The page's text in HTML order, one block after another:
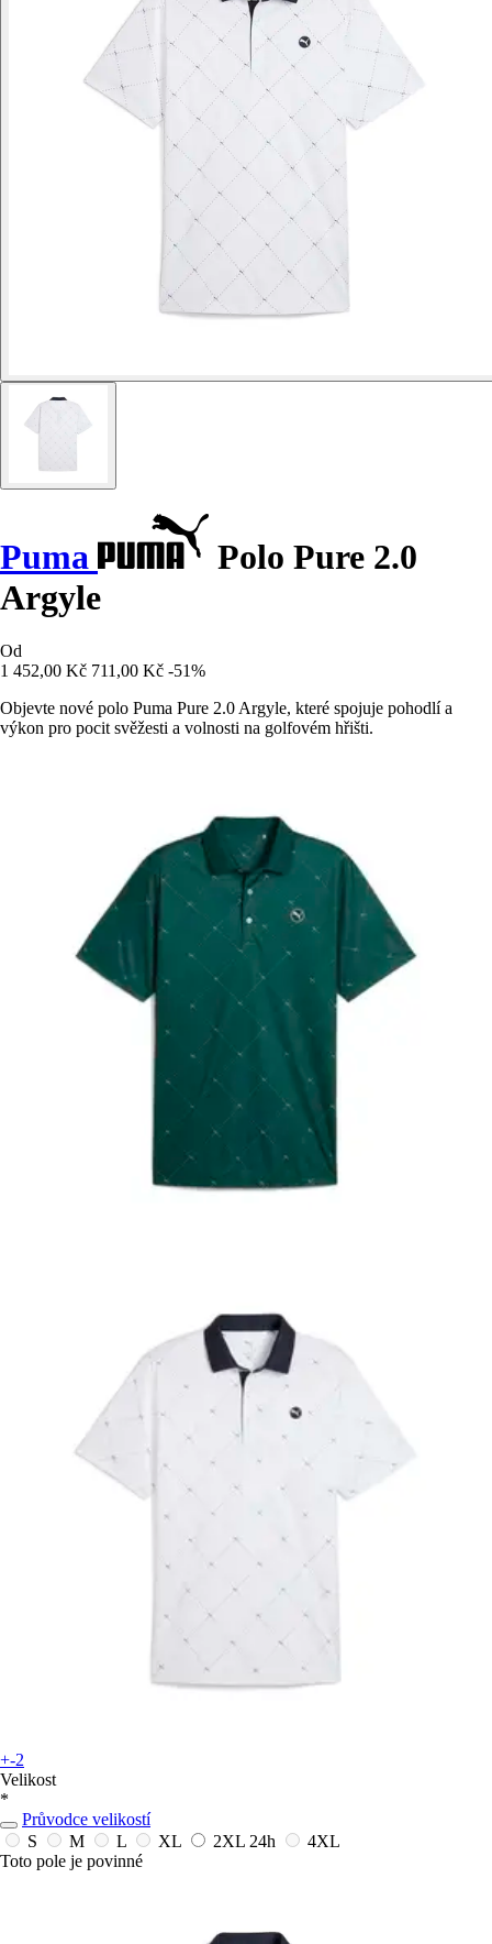
Puma
Polo Pure 2.0
Argyle
Od
1 452,00 Kč 711,00 Kč -51%
Objevte nové polo Puma Pure 2.0 Argyle, které spojuje pohodlí a
výkon pro pocit svěžesti a volnosti na golfovém hřišti.
+-2
Velikost
*
Průvodce velikostí
S
M L XL 2XL 24h
4XL
Toto pole je povinné